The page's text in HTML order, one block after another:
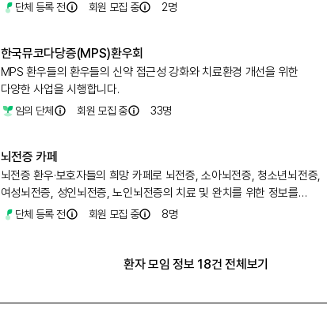
단체 등록 전 회원 모집 중 2명
한국뮤코다당증(MPS)환우회
MPS 환우들의 환우들의 신약 접근성 강화와 치료환경 개선을 위한
다양한 사업을 시행합니다.
임의 단체 회원 모집 중 33명
뇌전증 카페
뇌전증 환우·보호자들의 희망 카페로 뇌전증, 소아뇌전증, 청소년뇌전증,
여성뇌전증, 성인뇌전증, 노인뇌전증의 치료 및 완치를 위한 정보를
공유합니다.
단체 등록 전 회원 모집 중 8명
환자 모임 정보 18건 전체보기